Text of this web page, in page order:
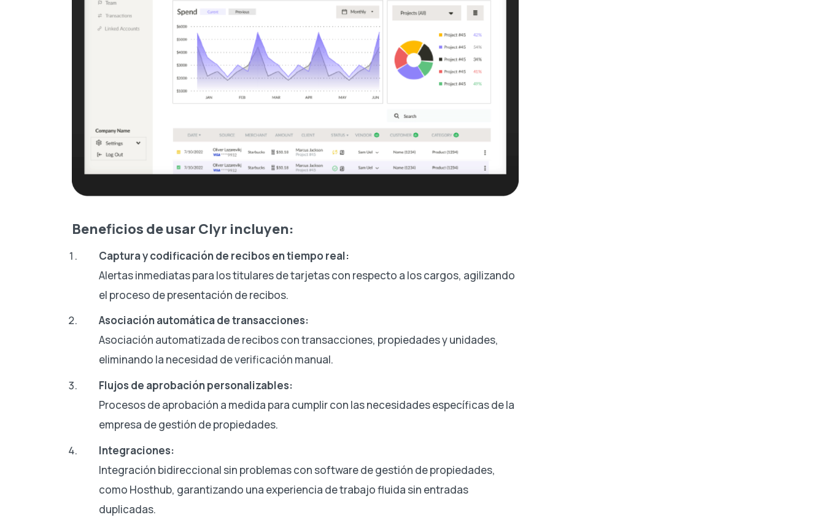
Beneficios de usar Clyr incluyen:
Captura y codificación de recibos en tiempo real:
Alertas inmediatas para los titulares de tarjetas con respecto a los cargos, agilizando
el proceso de presentación de recibos.
Asociación automática de transacciones:
Asociación automatizada de recibos con transacciones, propiedades y unidades,
eliminando la necesidad de verificación manual.
Flujos de aprobación personalizables:
Procesos de aprobación a medida para cumplir con las necesidades específicas de la
empresa de gestión de propiedades.
Integraciones:
Integración bidireccional sin problemas con software de gestión de propiedades,
como Hosthub, garantizando una experiencia de trabajo fluida sin entradas
duplicadas.